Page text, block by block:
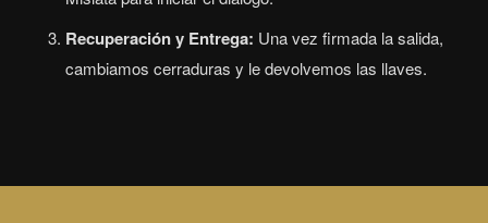
Recuperación y Entrega: Una vez firmada la salida,
cambiamos cerraduras y le devolvemos las llaves.